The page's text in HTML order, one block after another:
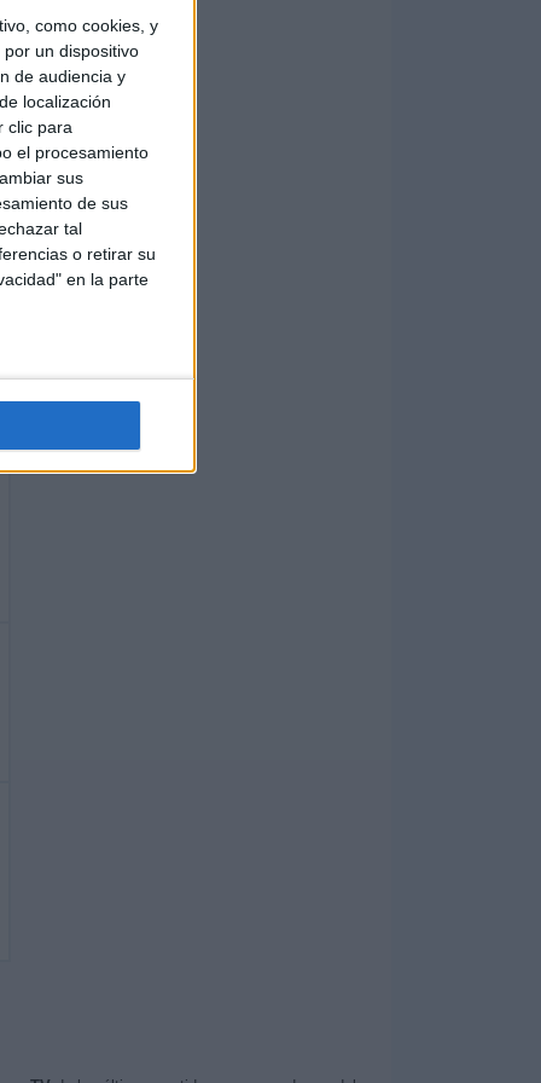
como cookies, y
un dispositivo
de audiencia y
localización
clic para
el procesamiento
sus
de sus
tal
o retirar su
en la parte